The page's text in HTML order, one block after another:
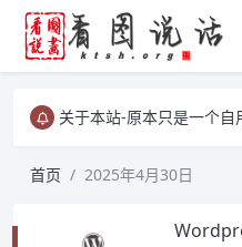
关于本站-原本只是一个自用的私
首页
2025年4月30日